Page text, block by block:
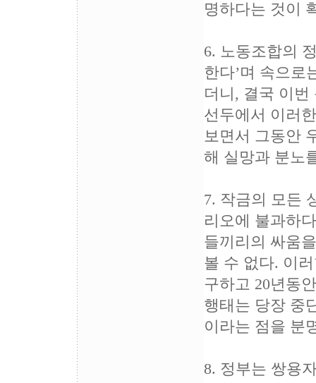
명하다는 것이
6. 노동조합의
한다’며 속으로
더니, 결국 이
선두에서 이러
보면서 그동안
해 실망과 분노
7. 작금의 모든
리오에 불과하
들끼리의 싸움
볼 수 없다. 이
구하고 20년동
행태는 당장 중
이라는 점을 분
8. 정부는 쌍용